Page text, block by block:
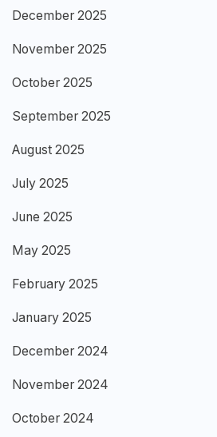
December 2025
November 2025
October 2025
September 2025
August 2025
July 2025
June 2025
May 2025
February 2025
January 2025
December 2024
November 2024
October 2024